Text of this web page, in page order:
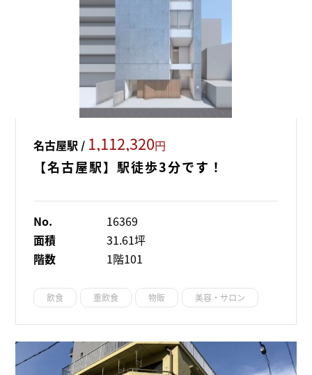
名古屋駅 / 1,112,320円
【名古屋駅】駅徒歩3分です！
No.
16369
面積
31.61坪
階数
1階101
飲食 重飲食 物販 美容・サロン